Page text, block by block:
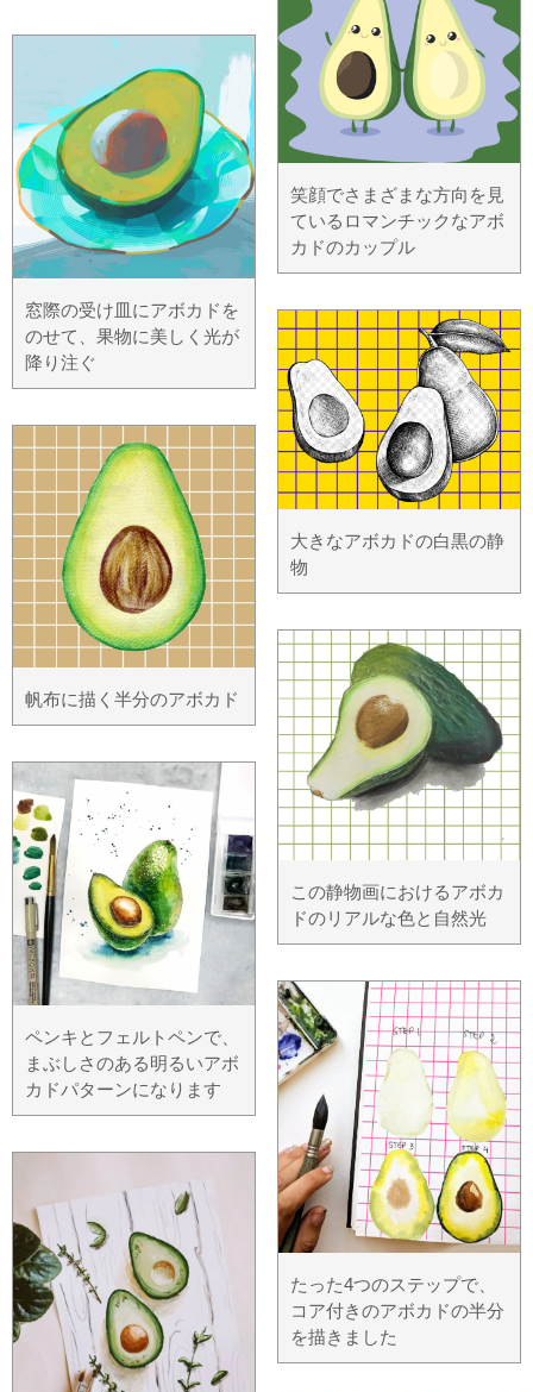
窓際の受け皿にアボカドを
のせて、果物に美しく光が
降り注ぐ
帆布に描く半分のアボカド
ペンキとフェルトペンで、
まぶしさのある明るいアボ
カドパターンになります
笑顔でさまざまな方向を見
ているロマンチックなアボ
カドのカップル
大きなアボカドの白黒の静
物
この静物画におけるアボカ
ドのリアルな色と自然光
たった4つのステップで、
コア付きのアボカドの半分
を描きました